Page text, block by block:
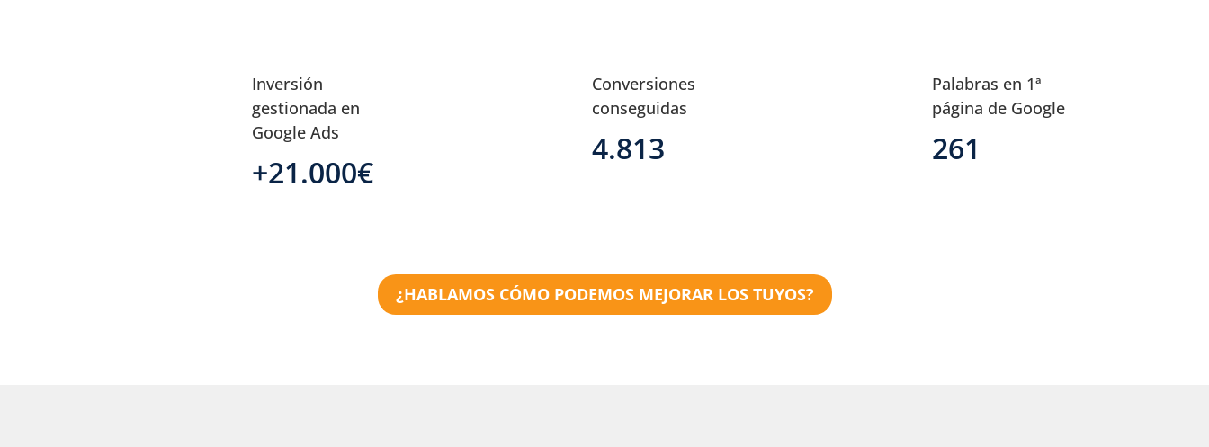
Inversión
gestionada en
Google Ads
+21.000€
Conversiones
conseguidas
4.813
Palabras en 1ª
página de Google
261
¿HABLAMOS CÓMO PODEMOS MEJORAR LOS TUYOS?